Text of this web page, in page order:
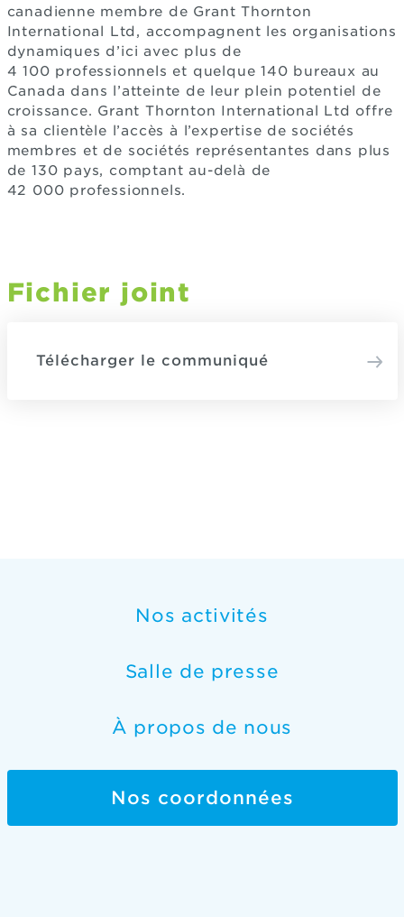
canadienne membre de Grant Thornton
International Ltd, accompagnent les organisations
dynamiques d’ici avec plus de
4 100 professionnels et quelque 140 bureaux au
Canada dans l’atteinte de leur plein potentiel de
croissance. Grant Thornton International Ltd offre
à sa clientèle l’accès à l’expertise de sociétés
membres et de sociétés représentantes dans plus
de 130 pays, comptant au-delà de
42 000 professionnels.
Fichier joint
Télécharger le communiqué
Nos activités
Salle de presse
À propos de nous
Nos coordonnées